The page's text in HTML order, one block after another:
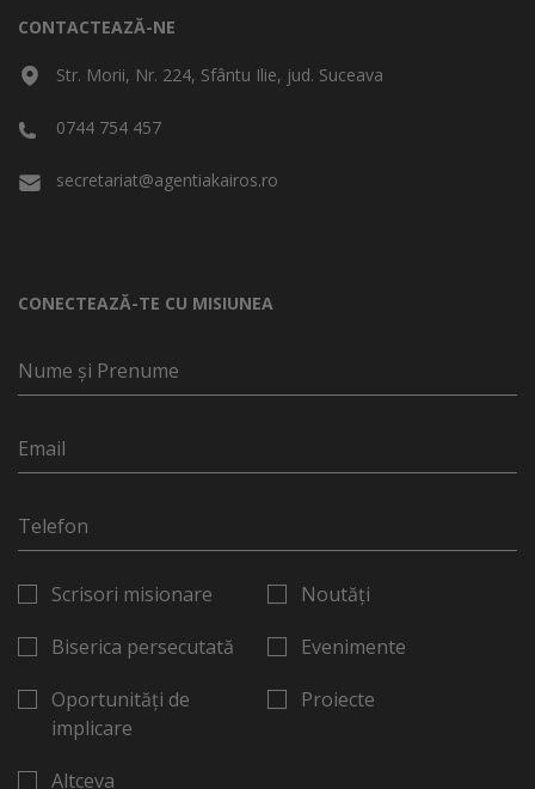
CONTACTEAZĂ-NE
Str. Morii, Nr. 224, Sfântu Ilie, jud. Suceava
0744 754 457
secretariat@agentiakairos.ro
CONECTEAZĂ-TE CU MISIUNEA
Scrisori misionare
Biserica persecutată
Oportunități de
implicare
Noutăți
Evenimente
Proiecte
Altceva